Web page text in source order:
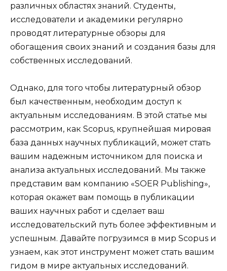
различных областях знаний. Студенты,
исследователи и академики регулярно
проводят литературные обзоры для
обогащения своих знаний и создания базы для
собственных исследований.
Однако, для того чтобы литературный обзор
был качественным, необходим доступ к
актуальным исследованиям. В этой статье мы
рассмотрим, как Scopus, крупнейшая мировая
база данных научных публикаций, может стать
вашим надежным источником для поиска и
анализа актуальных исследований. Мы также
представим вам компанию «SOER Publishing»,
которая окажет вам помощь в публикации
ваших научных работ и сделает ваш
исследовательский путь более эффективным и
успешным. Давайте погрузимся в мир Scopus и
узнаем, как этот инструмент может стать вашим
гидом в мире актуальных исследований.